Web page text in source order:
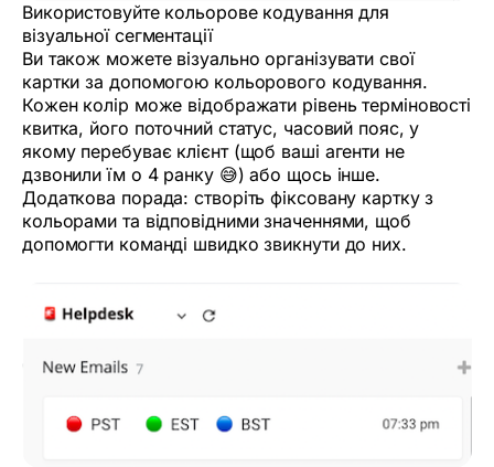
Використовуйте кольорове кодування для
візуальної сегментації
Ви також можете візуально організувати свої
картки за допомогою кольорового кодування.
Кожен колір може відображати рівень терміновості
квитка, його поточний статус, часовий пояс, у
якому перебуває клієнт (щоб ваші агенти не
дзвонили їм о 4 ранку 😅) або щось інше.
Додаткова порада: створіть фіксовану картку з
кольорами та відповідними значеннями, щоб
допомогти команді швидко звикнути до них.